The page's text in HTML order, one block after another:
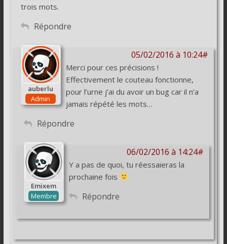
trois mots.
Répondre
05/02/2016 à 10:24#
auberlu
Admin
Merci pour ces précisions !
Effectivement le couteau fonctionne,
pour l’urne j’ai du avoir un bug car il n’a
jamais répété les mots…
Répondre
06/02/2016 à 14:24#
Emixem
Membre
Y a pas de quoi, tu réessaieras la
prochaine fois
Répondre